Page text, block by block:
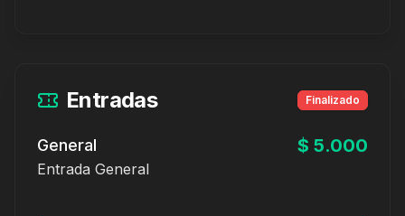
Entradas Finalizado
General
Entrada General
$ 5.000